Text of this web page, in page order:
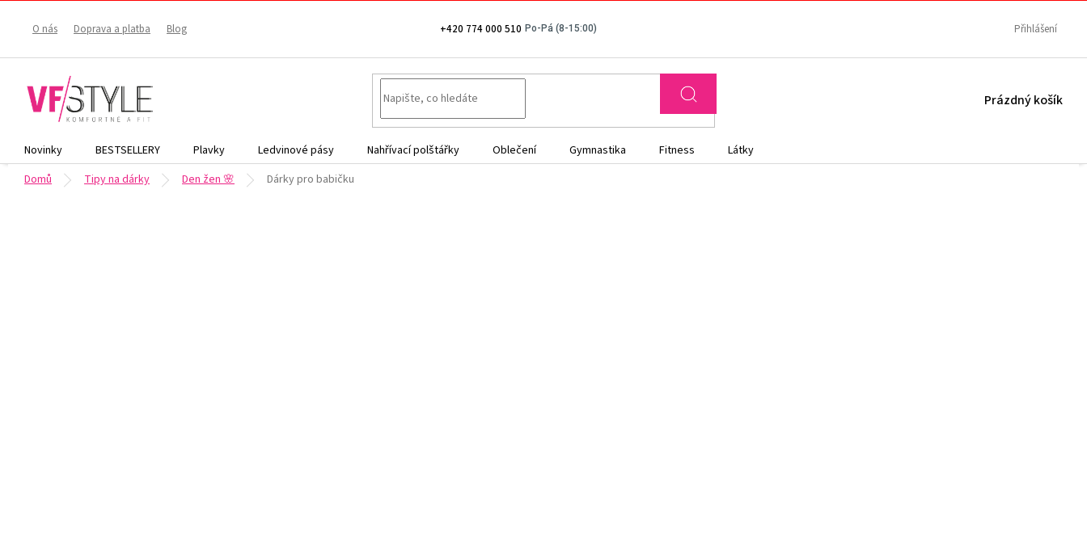
+420 774 000 510
O nás Doprava a platba Blog Přihlášení
NÁKUPNÍ
Prázdný košík
Novinky BESTSELLERY Plavky Ledvinové pásy Nahřívací polštářky Oblečení Gymnastika Fitness
Látky
Domů
Tipy na dárky Den žen 🌸 Dárky pro babičku